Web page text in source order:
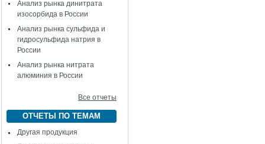
Анализ рынка динитрата
изосорбида в России
Анализ рынка сульфида и
гидросульфида натрия в
России
Анализ рынка нитрата
алюминия в России
Все отчеты
ОТЧЕТЫ ПО ТЕМАМ
Другая продукция